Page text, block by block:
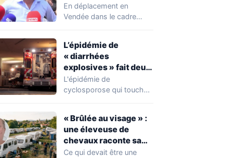
chahuté sur un
campement illégal
En déplacement en
Vendée dans le cadre
occupations…
L’épidémie de
« diarrhées
explosives » fait deux
premiers morts
L'épidémie de
cyclosporose qui touche
aggravation. Les autorités
sanitaires…
« Brûlée au visage » :
une éleveuse de
chevaux raconte sa
violente agression par
Ce qui devait être une